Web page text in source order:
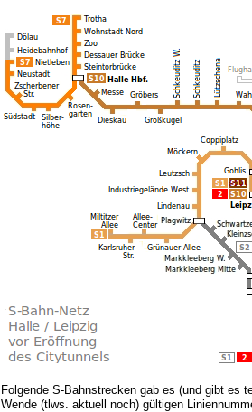
Folgende S-Bahnstrecken gab es (und gibt es
Wende (tlws. aktuell noch) gültigen